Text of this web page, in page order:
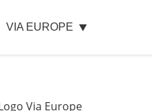
VIA EUROPE